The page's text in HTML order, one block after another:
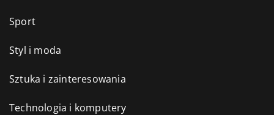
Sport
Styl i moda
Sztuka i zainteresowania
Technologia i komputery